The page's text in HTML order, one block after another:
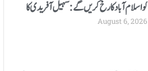
کو اسلام آباد کا رخ کریں گے: سہیل آفریدی کا
اعلان
August 6, 2026